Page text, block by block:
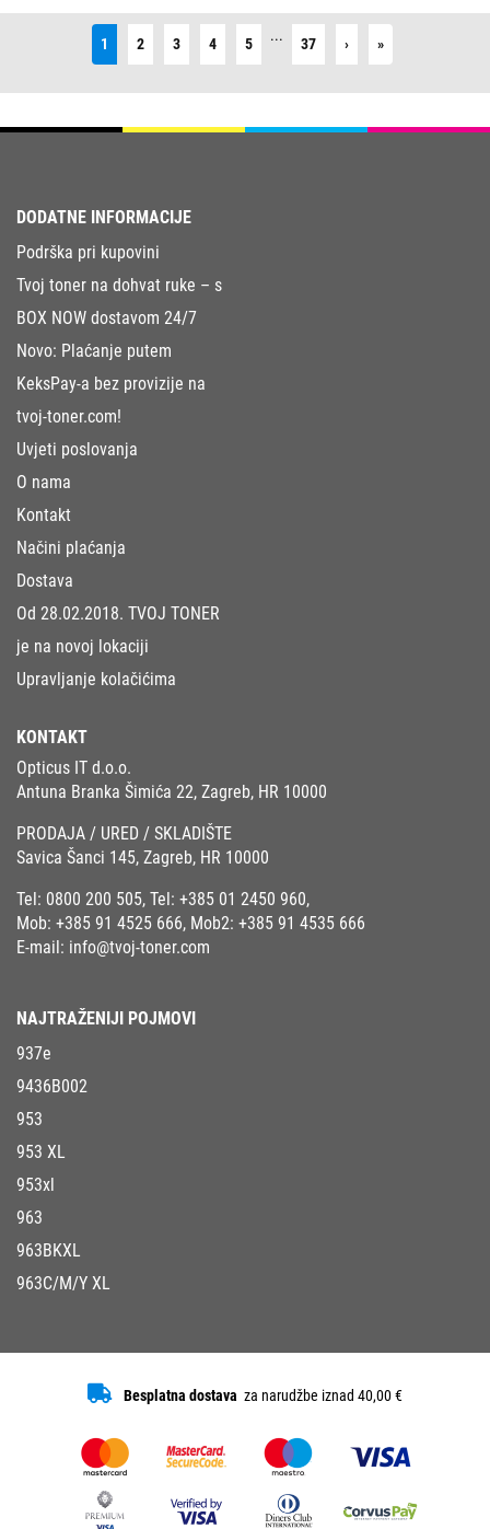
1 2 3 4 5 ... 37 ›Next »Last
DODATNE INFORMACIJE
Podrška pri kupovini
Tvoj toner na dohvat ruke – s
BOX NOW dostavom 24/7
Novo: Plaćanje putem
KeksPay-a bez provizije na
tvoj-toner.com!
Uvjeti poslovanja
O nama
Kontakt
Načini plaćanja
Dostava
Od 28.02.2018. TVOJ TONER
je na novoj lokaciji
Upravljanje kolačićima
KONTAKT
Opticus IT d.o.o.
Antuna Branka Šimića 22, Zagreb, HR 10000
PRODAJA / URED / SKLADIŠTE
Savica Šanci 145, Zagreb, HR 10000
Tel: 0800 200 505, Tel: +385 01 2450 960,
Mob: +385 91 4525 666, Mob2: +385 91 4535 666
E-mail: info@tvoj-toner.com
NAJTRAŽENIJI POJMOVI
937e
9436B002
953
953 XL
953xl
963
963BKXL
963C/M/Y XL
Besplatna dostava za narudžbe iznad 40,00 €